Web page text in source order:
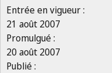
Entrée en vigueur :
21 août 2007
Promulgué :
20 août 2007
Publié :